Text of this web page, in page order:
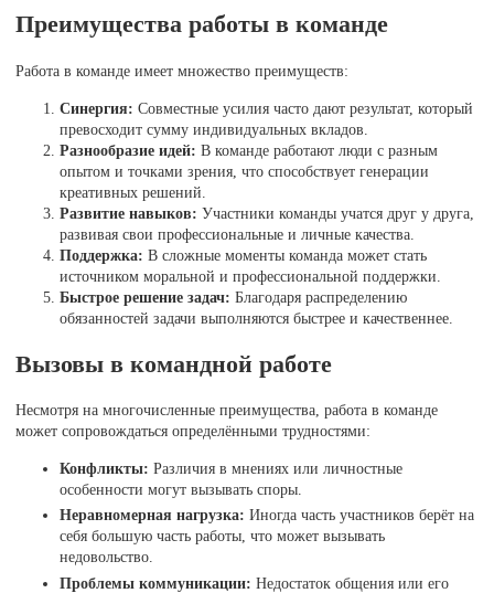
Преимущества работы в команде
Работа в команде имеет множество преимуществ:
Синергия: Совместные усилия часто дают результат, который
превосходит сумму индивидуальных вкладов.
Разнообразие идей: В команде работают люди с разным
опытом и точками зрения, что способствует генерации
креативных решений.
Развитие навыков: Участники команды учатся друг у друга,
развивая свои профессиональные и личные качества.
Поддержка: В сложные моменты команда может стать
источником моральной и профессиональной поддержки.
Быстрое решение задач: Благодаря распределению
обязанностей задачи выполняются быстрее и качественнее.
Вызовы в командной работе
Несмотря на многочисленные преимущества, работа в команде
может сопровождаться определёнными трудностями:
Конфликты: Различия в мнениях или личностные
особенности могут вызывать споры.
Неравномерная нагрузка: Иногда часть участников берёт на
себя большую часть работы, что может вызывать
недовольство.
Проблемы коммуникации: Недостаток общения или его